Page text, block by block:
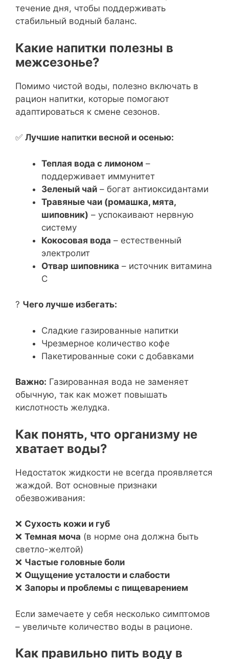
течение дня, чтобы поддерживать
стабильный водный баланс.
Какие напитки полезны в
межсезонье?
Помимо чистой воды, полезно включать в
рацион напитки, которые помогают
адаптироваться к смене сезонов.
✅ Лучшие напитки весной и осенью:
Теплая вода с лимоном –
поддерживает иммунитет
Зеленый чай – богат антиоксидантами
Травяные чаи (ромашка, мята,
шиповник) – успокаивают нервную
систему
Кокосовая вода – естественный
электролит
Отвар шиповника – источник витамина
С
? Чего лучше избегать:
Сладкие газированные напитки
Чрезмерное количество кофе
Пакетированные соки с добавками
Важно: Газированная вода не заменяет
обычную, так как может повышать
кислотность желудка.
Как понять, что организму не
хватает воды?
Недостаток жидкости не всегда проявляется
жаждой. Вот основные признаки
обезвоживания:
❌ Сухость кожи и губ
❌ Темная моча (в норме она должна быть
светло-желтой)
❌ Частые головные боли
❌ Ощущение усталости и слабости
❌ Запоры и проблемы с пищеварением
Если замечаете у себя несколько симптомов
– увеличьте количество воды в рационе.
Как правильно пить воду в